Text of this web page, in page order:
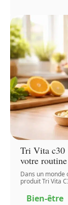
Tri Vita c30
votre
Dans un monde
produit Tri Vita
Bien-être